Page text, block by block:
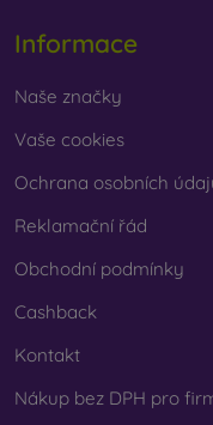
Informace
Naše značky
Vaše cookies
Ochrana osobních
Reklamační řád
Obchodní podmínky
Cashback
Kontakt
Nákup bez DPH pro